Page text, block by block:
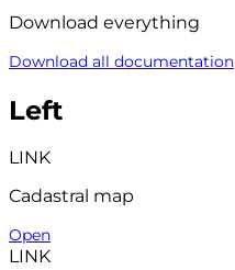
Download everything
Download all documentation
Left
LINK
Cadastral map
Open
LINK